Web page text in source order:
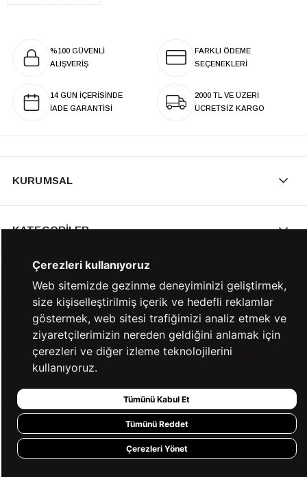
%100 GÜVENLİ
ALIŞVERİŞ
FARKLI ÖDEME
SEÇENEKLERİ
14 GÜN İÇERİSİNDE
İADE GARANTİSİ
2000 TL VE ÜZERİ
ÜCRETSİZ KARGO
KURUMSAL
KATEGORİLER
YARDIM
BİZE ULAŞIN
HIZLI ERİŞİM
KVKK ve GİZLİLİK
Çerezleri kullanıyoruz
Web sitemizde gezinme deneyiminizi geliştirmek,
size kişiselleştirilmiş içerik ve hedefli reklamlar
göstermek, web sitesi trafiğimizi analiz etmek ve
ziyaretçilerimizin nereden geldiğini anlamak için
çerezleri ve diğer izleme teknolojilerini
kullanıyoruz.
Tümünü Kabul Et
Tümünü Reddet
Çerezleri Yönet